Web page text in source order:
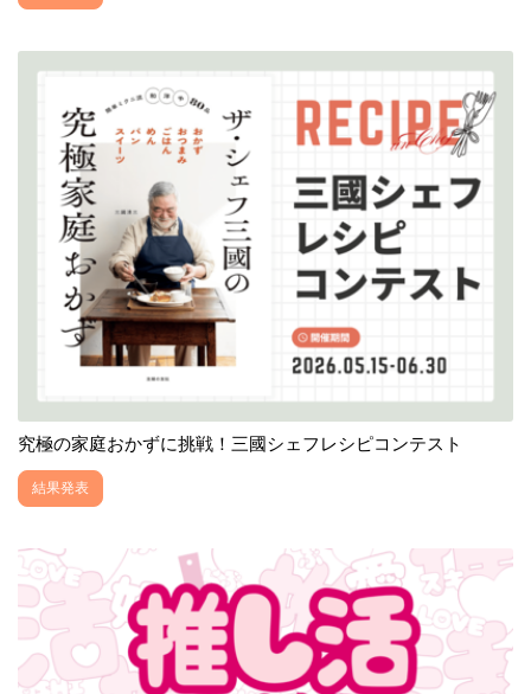
究極の家庭おかずに挑戦！三國シェフレシピコンテスト
結果発表